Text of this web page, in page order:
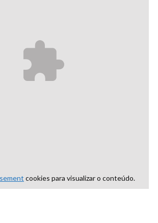
cookies para visualizar o conteúdo.